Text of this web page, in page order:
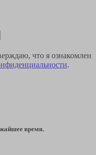
что я ознакомлен
.
время.